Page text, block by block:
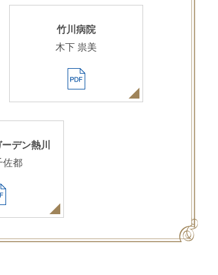
竹川病院
木下 祟美
デン熱川
佐都